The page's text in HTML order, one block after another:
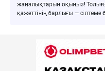
жаңалықтарын оқыңыз!
қажеттінің барлығы —